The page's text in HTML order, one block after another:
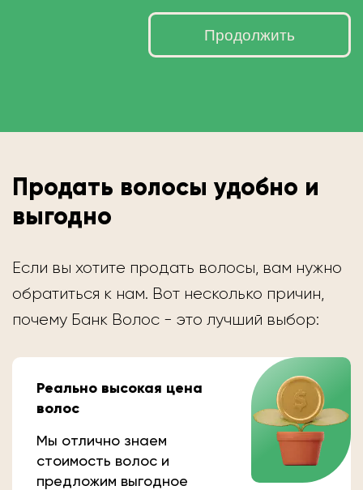
Продолжить
Продать волосы удобно и
выгодно
Если вы хотите продать волосы, вам нужно
обратиться к нам. Вот несколько причин,
почему Банк Волос - это лучший выбор:
Реально высокая цена
волос
Мы отлично знаем
стоимость волос и
предложим выгодное